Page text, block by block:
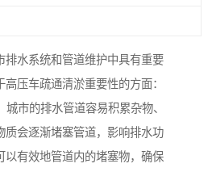
排水系统和管道维护中具有重要
压车疏通清淤重要性的方面：
市的排水管道容易积累杂物、
质会逐渐堵塞管道，影响排水功
以有效地管道内的堵塞物，确保